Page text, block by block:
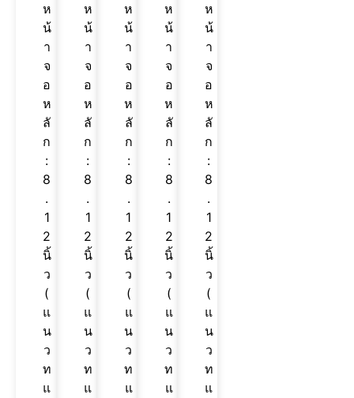
ห
น้
า
จ
อ
ห
ลั
ก
:
8
.
1
2
นิ้
ว
(
แ
น
ว
ท
แ
ห
น้
า
จ
อ
ห
ลั
ก
:
8
.
1
2
นิ้
ว
(
แ
น
ว
ท
แ
ห
น้
า
จ
อ
ห
ลั
ก
:
8
.
1
2
นิ้
ว
(
แ
น
ว
ท
แ
ห
น้
า
จ
อ
ห
ลั
ก
:
8
.
1
2
นิ้
ว
(
แ
น
ว
ท
แ
ห
น้
า
จ
อ
ห
ลั
ก
:
8
.
1
2
นิ้
ว
(
แ
น
ว
ท
แ